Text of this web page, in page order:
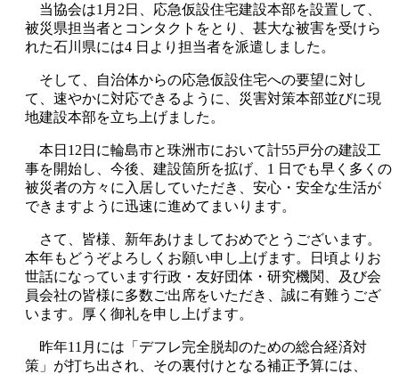
当協会は1月2日、応急仮設住宅建設本部を設置して、
被災県担当者とコンタクトをとり、甚大な被害を受けら
れた石川県には4 日より担当者を派遣しました。
そして、自治体からの応急仮設住宅への要望に対し
て、速やかに対応できるように、災害対策本部並びに現
地建設本部を立ち上げました。
本日12日に輪島市と珠洲市において計55戸分の建設工
事を開始し、今後、建設箇所を拡げ、1 日でも早く多くの
被災者の方々に入居していただき、安心・安全な生活が
できますように迅速に進めてまいります。
さて、皆様、新年あけましておめでとうございます。
本年もどうぞよろしくお願い申し上げます。日頃よりお
世話になっています行政・友好団体・研究機関、及び会
員会社の皆様に多数ご出席をいただき、誠に有難うござ
います。厚く御礼を申し上げます。
昨年11月には「デフレ完全脱却のための総合経済対
策」が打ち出され、その裏付けとなる補正予算には、